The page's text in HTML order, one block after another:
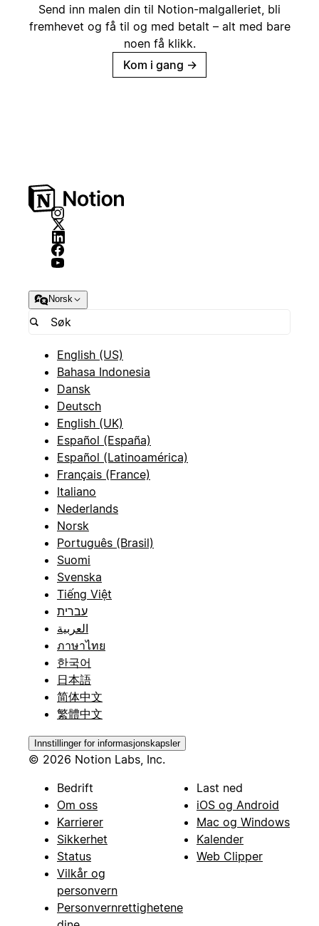
Send inn malen din til Notion-malgalleriet, bli
fremhevet og få til og med betalt – alt med bare
noen få klikk.
Kom i gang →
Norsk
English (US)
Bahasa Indonesia
Dansk
Deutsch
English (UK)
Español (España)
Español (Latinoamérica)
Français (France)
Italiano
Nederlands
Norsk
Português (Brasil)
Suomi
Svenska
Tiếng Việt
עברית
العربية
ภาษาไทย
한국어
日本語
简体中文
繁體中文
Innstillinger for informasjonskapsler
© 2026 Notion Labs, Inc.
Bedrift
Om oss
Karrierer
Sikkerhet
Status
Vilkår og
personvern
Personvernrettighetene
Last ned
iOS og Android
Mac og Windows
Kalender
Web Clipper